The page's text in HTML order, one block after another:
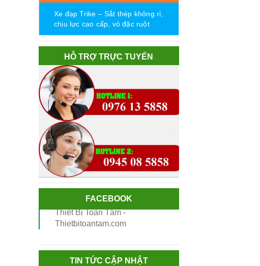
Xe đạp Trike – Sắt thép không rỉ,
chịu lực cao cấp, vỏ đặc ruột
HỖ TRỢ TRỰC TUYẾN
FACEBOOK
Thiết Bị Toàn Tâm -
Thietbitoantam.com
TIN TỨC CẬP NHẬT